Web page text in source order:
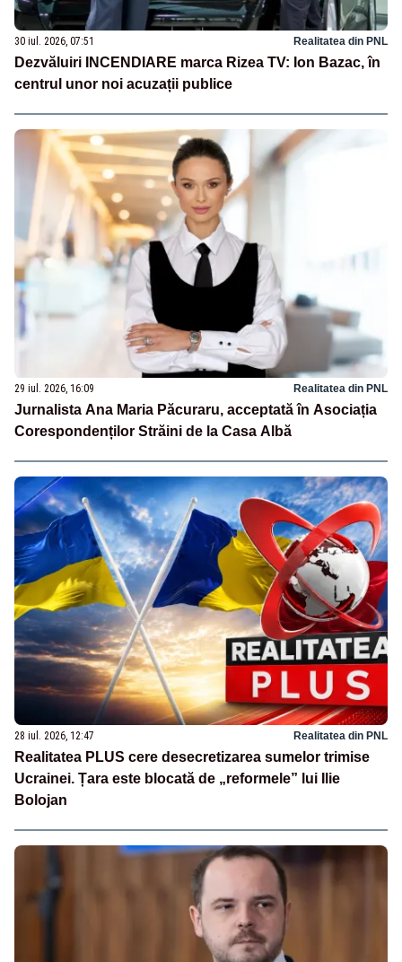
30 iul. 2026, 07:51 Realitatea din PNL
Dezvăluiri INCENDIARE marca Rizea TV: Ion Bazac, în
centrul unor noi acuzații publice
29 iul. 2026, 16:09 Realitatea din PNL
Jurnalista Ana Maria Păcuraru, acceptată în Asociația
Corespondenților Străini de la Casa Albă
28 iul. 2026, 12:47 Realitatea din PNL
Realitatea PLUS cere desecretizarea sumelor trimise
Ucrainei. Țara este blocată de „reformele” lui Ilie
Bolojan